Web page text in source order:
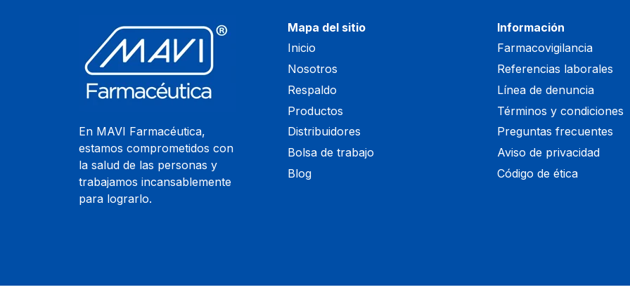
En MAVI Farmacéutica,
estamos comprometidos con
la salud de las personas y
trabajamos incansablemente
para lograrlo.
Mapa del sitio
Inicio
Nosotros
Respaldo
Productos
Distribuidores
Bolsa de trabajo
Blog
Información
Farmacovigilancia
Referencias laborales
Línea de denuncia
Términos y condiciones
Preguntas frecuentes
Aviso de privacidad
Código de ética